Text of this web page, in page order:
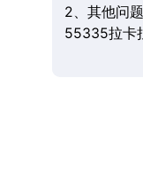
2、其他问
55335拉卡